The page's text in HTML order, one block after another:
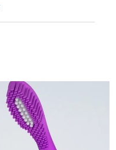
1 месяц.
4 удаляет на 30%
раза дольше -
6 месяцев.
и Sensitive.
11 000
и бережного